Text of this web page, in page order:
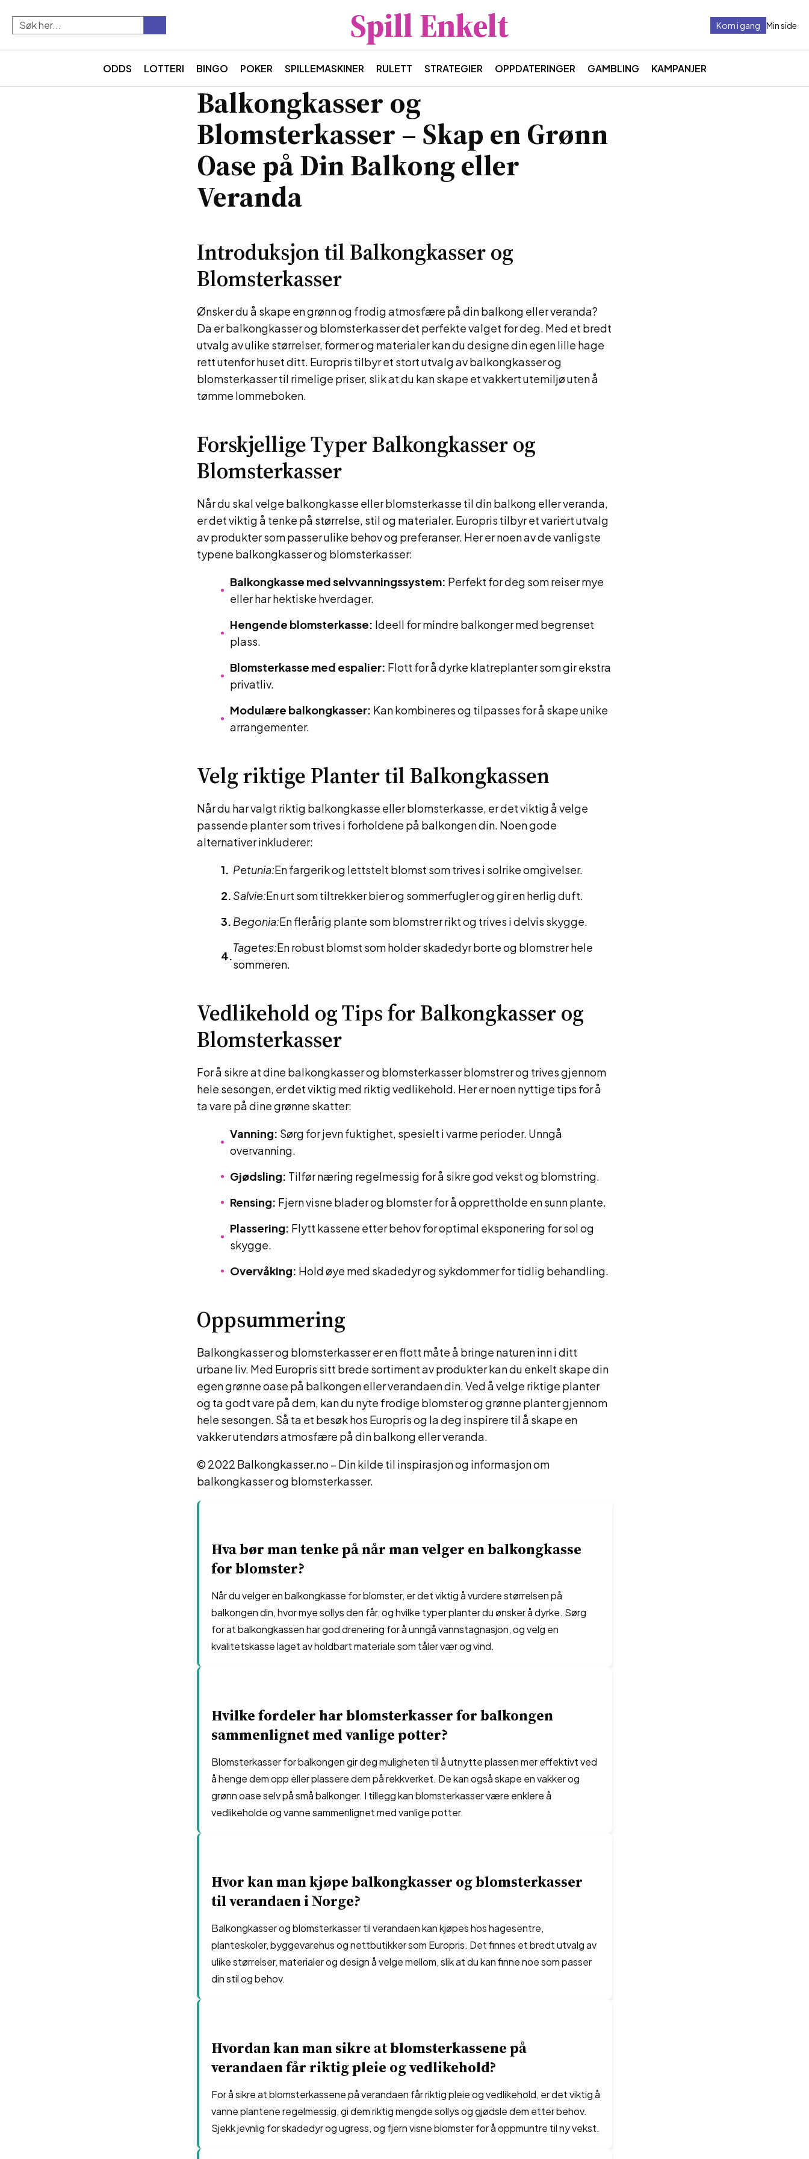
Spill Enkelt Min side
Kom i gang
ODDS LOTTERI BINGO POKER SPILLEMASKINER RULETT STRATEGIER OPPDATERINGER GAMBLING KAMPANJER
Balkongkasser og
Blomsterkasser – Skap en Grønn
Oase på Din Balkong eller
Veranda
Introduksjon til Balkongkasser og
Blomsterkasser
Ønsker du å skape en grønn og frodig atmosfære på din balkong eller veranda?
Da er balkongkasser og blomsterkasser det perfekte valget for deg. Med et bredt
utvalg av ulike størrelser, former og materialer kan du designe din egen lille hage
rett utenfor huset ditt. Europris tilbyr et stort utvalg av balkongkasser og
blomsterkasser til rimelige priser, slik at du kan skape et vakkert utemiljø uten å
tømme lommeboken.
Forskjellige Typer Balkongkasser og
Blomsterkasser
Når du skal velge balkongkasse eller blomsterkasse til din balkong eller veranda,
er det viktig å tenke på størrelse, stil og materialer. Europris tilbyr et variert utvalg
av produkter som passer ulike behov og preferanser. Her er noen av de vanligste
typene balkongkasser og blomsterkasser:
Balkongkasse med selvvanningssystem: Perfekt for deg som reiser mye
eller har hektiske hverdager.
Hengende blomsterkasse: Ideell for mindre balkonger med begrenset
plass.
Blomsterkasse med espalier: Flott for å dyrke klatreplanter som gir ekstra
privatliv.
Modulære balkongkasser: Kan kombineres og tilpasses for å skape unike
arrangementer.
Velg riktige Planter til Balkongkassen
Når du har valgt riktig balkongkasse eller blomsterkasse, er det viktig å velge
passende planter som trives i forholdene på balkongen din. Noen gode
alternativer inkluderer:
Petunia:En fargerik og lettstelt blomst som trives i solrike omgivelser.
Salvie:En urt som tiltrekker bier og sommerfugler og gir en herlig duft.
Begonia:En flerårig plante som blomstrer rikt og trives i delvis skygge.
Tagetes:En robust blomst som holder skadedyr borte og blomstrer hele
sommeren.
Vedlikehold og Tips for Balkongkasser og
Blomsterkasser
For å sikre at dine balkongkasser og blomsterkasser blomstrer og trives gjennom
hele sesongen, er det viktig med riktig vedlikehold. Her er noen nyttige tips for å
ta vare på dine grønne skatter:
Vanning: Sørg for jevn fuktighet, spesielt i varme perioder. Unngå
overvanning.
Gjødsling: Tilfør næring regelmessig for å sikre god vekst og blomstring.
Rensing: Fjern visne blader og blomster for å opprettholde en sunn plante.
Plassering: Flytt kassene etter behov for optimal eksponering for sol og
skygge.
Overvåking: Hold øye med skadedyr og sykdommer for tidlig behandling.
Oppsummering
Balkongkasser og blomsterkasser er en flott måte å bringe naturen inn i ditt
urbane liv. Med Europris sitt brede sortiment av produkter kan du enkelt skape din
egen grønne oase på balkongen eller verandaen din. Ved å velge riktige planter
og ta godt vare på dem, kan du nyte frodige blomster og grønne planter gjennom
hele sesongen. Så ta et besøk hos Europris og la deg inspirere til å skape en
vakker utendørs atmosfære på din balkong eller veranda.
© 2022 Balkongkasser.no – Din kilde til inspirasjon og informasjon om
balkongkasser og blomsterkasser.
Hva bør man tenke på når man velger en balkongkasse
for blomster?
Når du velger en balkongkasse for blomster, er det viktig å vurdere størrelsen på
balkongen din, hvor mye sollys den får, og hvilke typer planter du ønsker å dyrke. Sørg
for at balkongkassen har god drenering for å unngå vannstagnasjon, og velg en
kvalitetskasse laget av holdbart materiale som tåler vær og vind.
Hvilke fordeler har blomsterkasser for balkongen
sammenlignet med vanlige potter?
Blomsterkasser for balkongen gir deg muligheten til å utnytte plassen mer effektivt ved
å henge dem opp eller plassere dem på rekkverket. De kan også skape en vakker og
grønn oase selv på små balkonger. I tillegg kan blomsterkasser være enklere å
vedlikeholde og vanne sammenlignet med vanlige potter.
Hvor kan man kjøpe balkongkasser og blomsterkasser
til verandaen i Norge?
Balkongkasser og blomsterkasser til verandaen kan kjøpes hos hagesentre,
planteskoler, byggevarehus og nettbutikker som Europris. Det finnes et bredt utvalg av
ulike størrelser, materialer og design å velge mellom, slik at du kan finne noe som passer
din stil og behov.
Hvordan kan man sikre at blomsterkassene på
verandaen får riktig pleie og vedlikehold?
For å sikre at blomsterkassene på verandaen får riktig pleie og vedlikehold, er det viktig å
vanne plantene regelmessig, gi dem riktig mengde sollys og gjødsle dem etter behov.
Sjekk jevnlig for skadedyr og ugress, og fjern visne blomster for å oppmuntre til ny vekst.